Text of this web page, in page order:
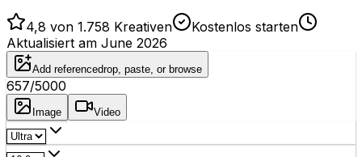
4,8 von 1.758 Kreativen
Kostenlos starten
Aktualisiert am June 2026
Add referencedrop, paste, or browse
657/5000
Image Video